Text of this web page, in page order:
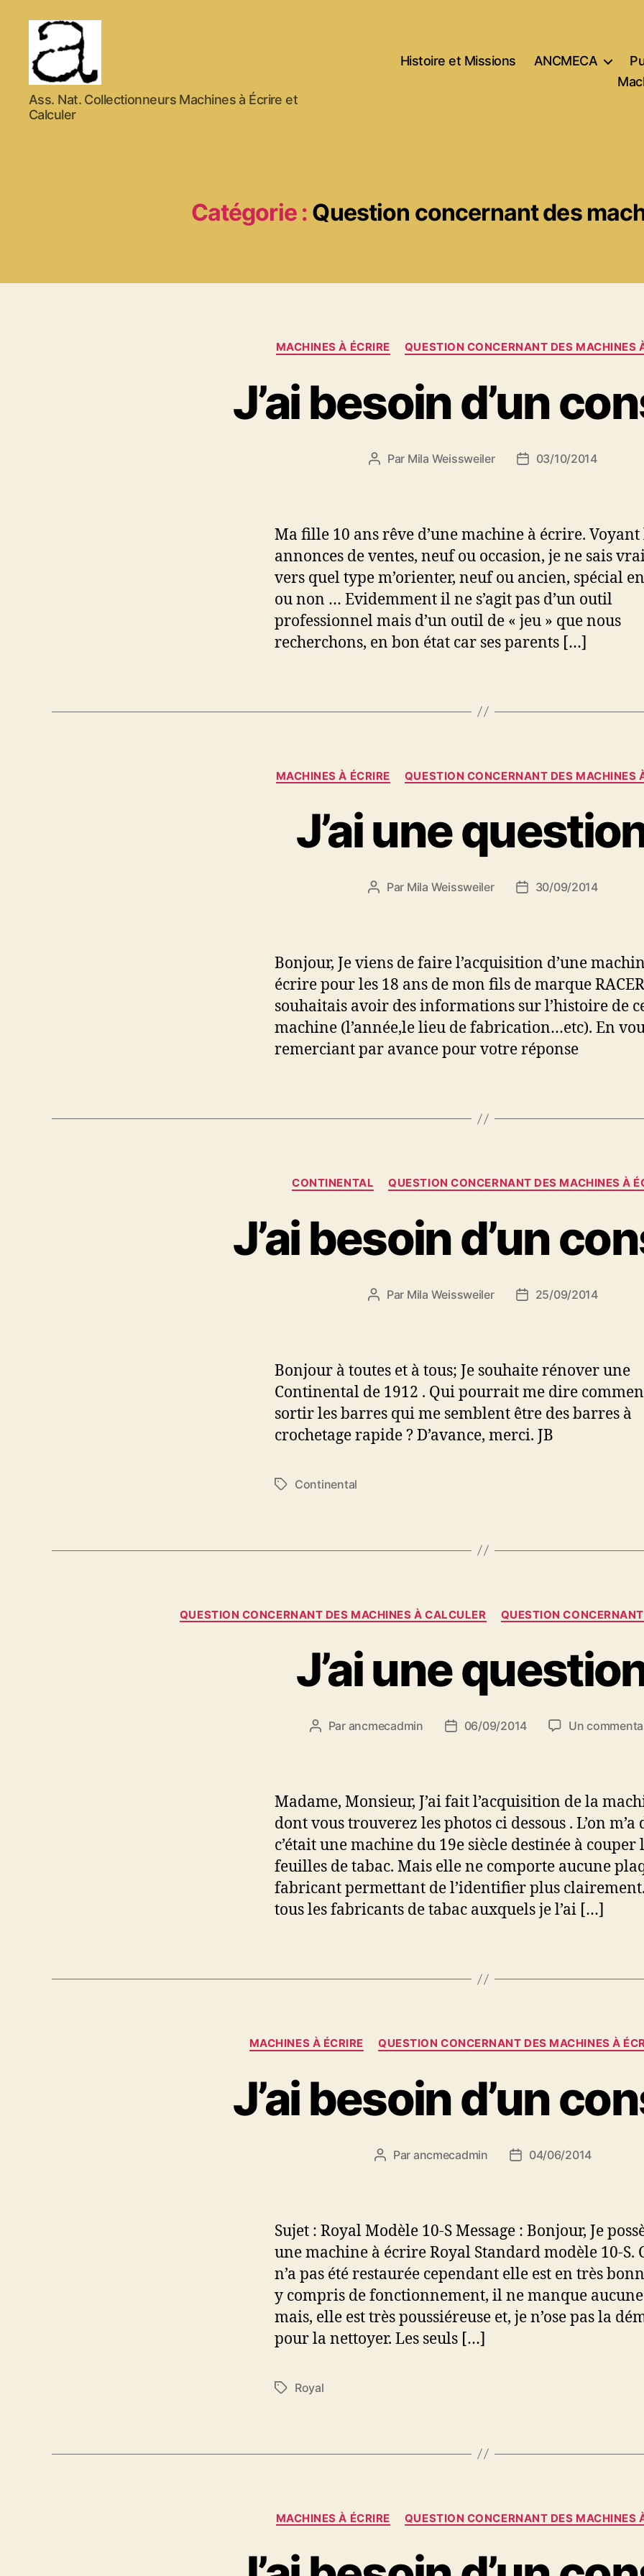
ANCMECA
Ass. Nat. Collectionneurs Machines à Écrire et
Calculer
Histoire et Missions ANCMECA
Catégorie : Question concernant des
Catégories
MACHINES À ÉCRIRE QUESTION CONCERNANT DES MACHINES
J’ai besoin d’un
Auteur
Par Mila Weissweiler
Date03/10/2014
Ma fille 10 ans rêve d’une machine à écrire. Voyant
annonces de ventes, neuf ou occasion, je ne sais
vers quel type m’orienter, neuf ou ancien, spécial
ou non … Evidemment il ne s’agit pas d’un outil
professionnel mais d’un outil de « jeu » que nous
recherchons, en bon état car ses parents […]
Catégories
MACHINES À ÉCRIRE QUESTION CONCERNANT DES MACHINES
J’ai une
Auteur
Par Mila Weissweiler
Date30/09/2014
Bonjour, Je viens de faire l’acquisition d’une
écrire pour les 18 ans de mon fils de marque
souhaitais avoir des informations sur l’histoire de
machine (l’année,le lieu de fabrication…etc). En
remerciant par avance pour votre réponse
Catégories
CONTINENTAL QUESTION CONCERNANT DES MACHINES À
J’ai besoin d’un
Auteur
Par Mila Weissweiler
Date25/09/2014
Bonjour à toutes et à tous; Je souhaite rénover une
Continental de 1912 . Qui pourrait me dire
sortir les barres qui me semblent être des barres à
crochetage rapide ? D’avance, merci. JB
Étiquettes
Continental
Catégories
QUESTION CONCERNANT DES MACHINES À CALCULER QUESTION
J’ai une
Auteur
Par ancmecadmin
Date06/09/2014 Un
Madame, Monsieur, J’ai fait l’acquisition de la
dont vous trouverez les photos ci dessous . L’on m’a
c’était une machine du 19e siècle destinée à couper
feuilles de tabac. Mais elle ne comporte aucune
fabricant permettant de l’identifier plus
tous les fabricants de tabac auxquels je l’ai […]
Catégories
MACHINES À ÉCRIRE QUESTION CONCERNANT DES MACHINES À
J’ai besoin d’un
Auteur
Par ancmecadmin
Date04/06/2014
Sujet : Royal Modèle 10-S Message : Bonjour, Je
une machine à écrire Royal Standard modèle 10-S.
n’a pas été restaurée cependant elle est en très
y compris de fonctionnement, il ne manque
mais, elle est très poussiéreuse et, je n’ose pas la
pour la nettoyer. Les seuls […]
Étiquettes
Royal
Catégories
MACHINES À ÉCRIRE QUESTION CONCERNANT DES MACHINES